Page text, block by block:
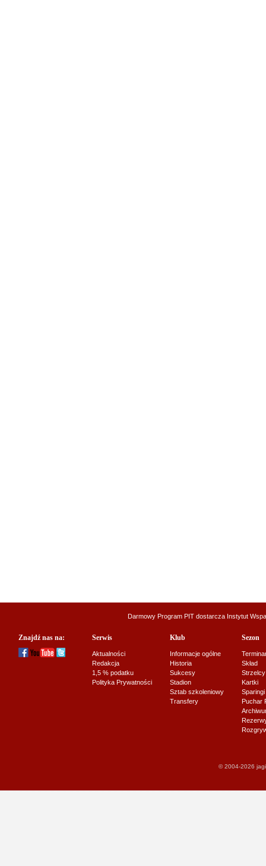
Darmowy Program PIT dostarcza Instytut
Znajdź nas na: Serwis
Aktualności
Redakcja
1,5 % podatku
Polityka Prywatności
Klub
Informacje ogólne
Historia
Sukcesy
Stadion
Sztab szkoleniowy
Transfery
Sezon
Skład
Strzelcy
Kartki
Sparingi
Puchar
© 2004-2026